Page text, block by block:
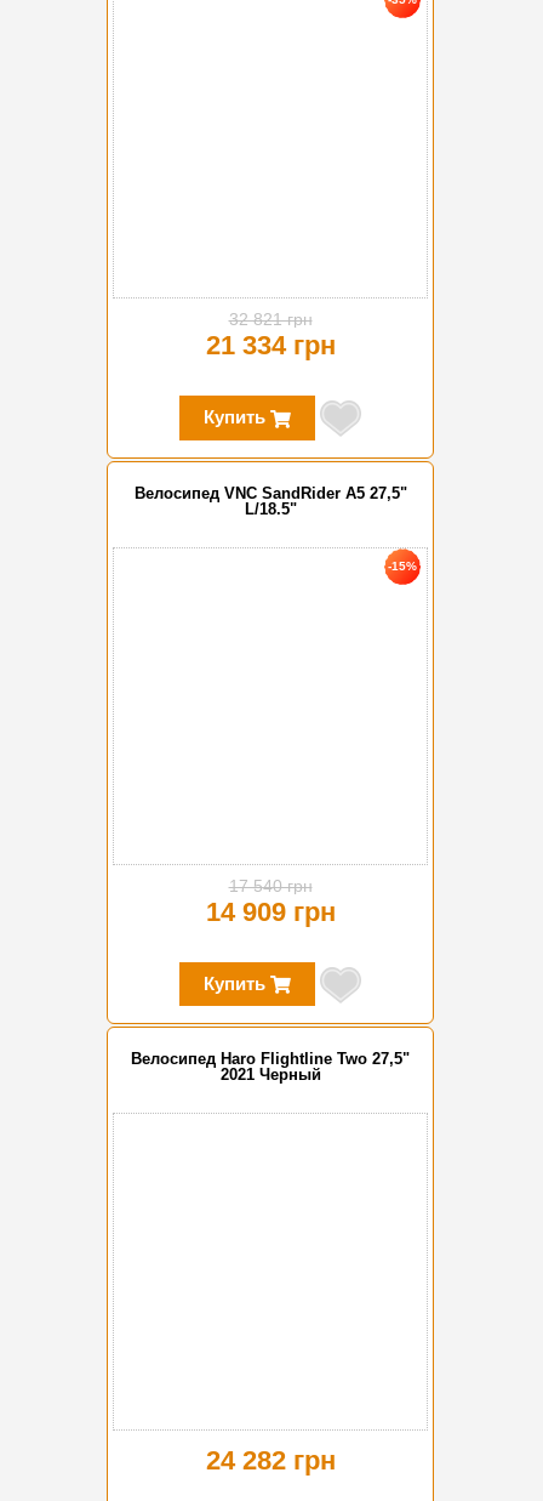
32 821 грн
21 334 грн
Купить
Велосипед VNC SandRider A5 27,5"
L/18.5"
-15%
17 540 грн
14 909 грн
Купить
Велосипед Haro Flightline Two 27,5"
2021 Черный
24 282 грн